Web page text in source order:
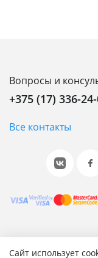
Сайт использует
Вопросы и
+375 (17) 336-
Все контакты
© 2001-2026 «Битрикс»,